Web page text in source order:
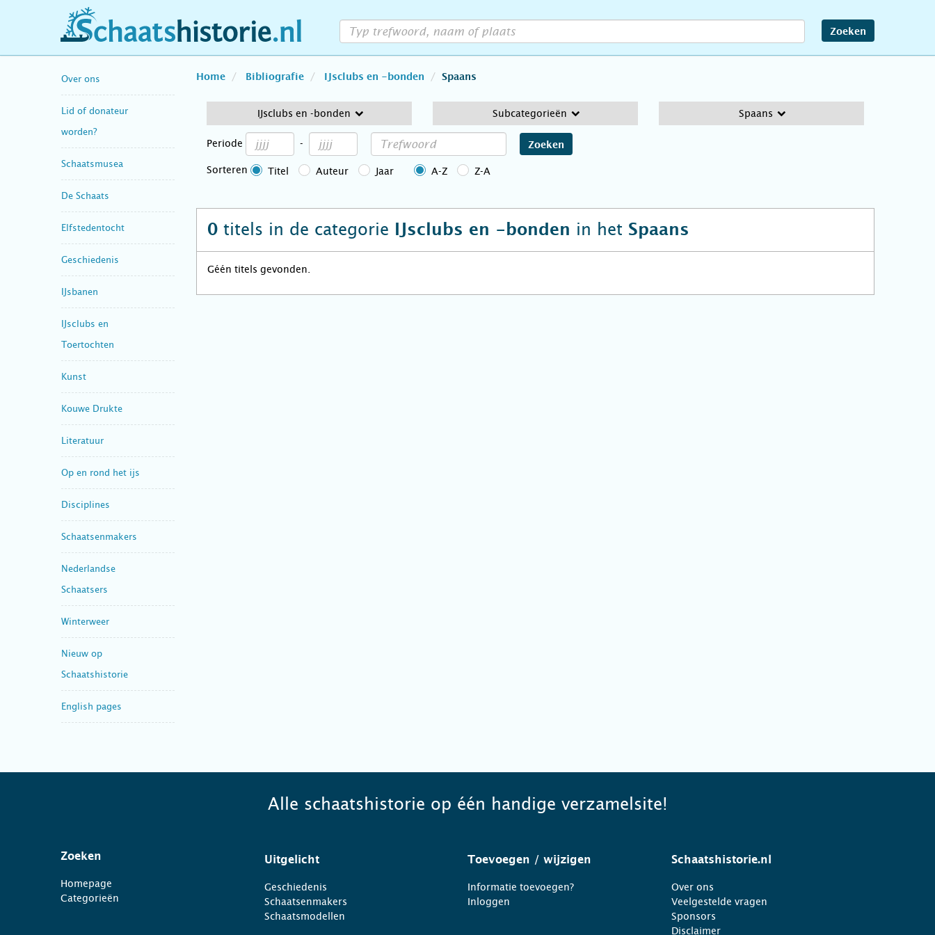
schaatshistorie.nl Zoeken
Over ons
Lid of donateur
worden?
Schaatsmusea
De Schaats
Elfstedentocht
Geschiedenis
IJsbanen
IJsclubs en
Toertochten
Kunst
Kouwe Drukte
Literatuur
Op en rond het ijs
Disciplines
Schaatsenmakers
Nederlandse
Schaatsers
Winterweer
Nieuw op
Schaatshistorie
English pages
Home Bibliografie IJsclubs en -bonden Spaans
IJsclubs en -bonden Subcategorieën Spaans
Periode - Zoeken
Sorteren Titel Auteur Jaar A-Z Z-A
0 titels in de categorie IJsclubs en -bonden in het Spaans
Géén titels gevonden.
Alle schaatshistorie op één handige verzamelsite!
Zoeken
Homepage
Categorieën
Uitgelicht
Geschiedenis
Schaatsenmakers
Schaatsmodellen
Toevoegen / wijzigen
Informatie toevoegen?
Inloggen
Schaatshistorie.nl
Over ons
Veelgestelde vragen
Sponsors
Disclaimer